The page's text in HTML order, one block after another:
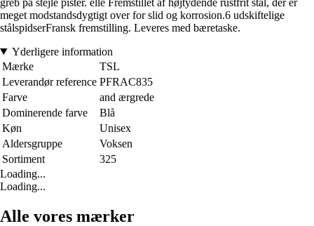
meget modstandsdygtigt over for slid og korrosion.6 udskiftelige
stålspidserFransk fremstilling. Leveres med bæretaske.
Yderligere information
Mærke
TSL
Leverandør reference PFRAC835
Farve
and ærgrede
Dominerende farve
Blå
Køn
Unisex
Aldersgruppe
Voksen
Sortiment
325
Loading...
Loading...
Alle vores mærker